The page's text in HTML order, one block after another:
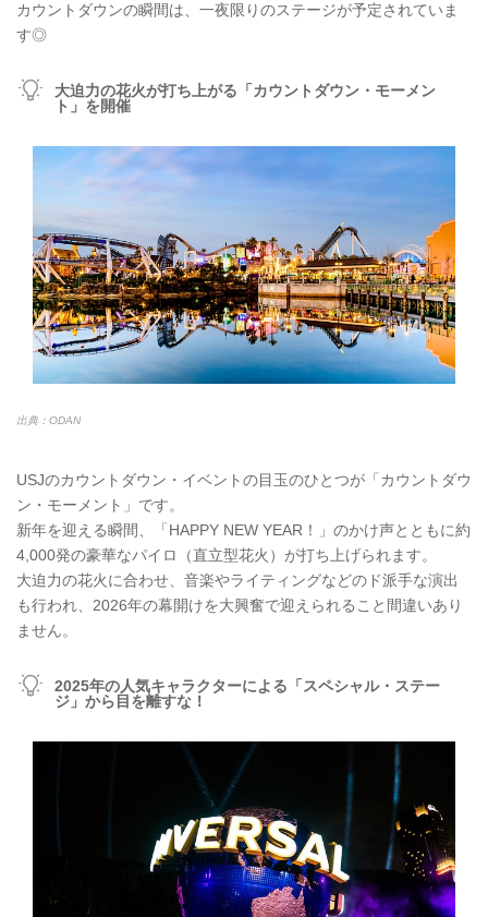
カウントダウンの瞬間は、一夜限りのステージが予定されていま
す◎
大迫力の花火が打ち上がる「カウントダウン・モーメン
ト」を開催
出典：ODAN
USJのカウントダウン・イベントの目玉のひとつが「カウントダウ
ン・モーメント」です。
新年を迎える瞬間、「HAPPY NEW YEAR！」のかけ声とともに約
4,000発の豪華なパイロ（直立型花火）が打ち上げられます。
大迫力の花火に合わせ、音楽やライティングなどのド派手な演出
も行われ、2026年の幕開けを大興奮で迎えられること間違いあり
ません。
2025年の人気キャラクターによる「スペシャル・ステー
ジ」から目を離すな！